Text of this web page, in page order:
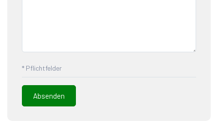
* Pflichtfelder